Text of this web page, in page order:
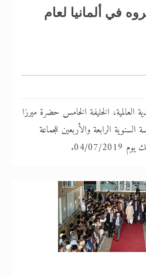
في ألمانيا لعام
العالمية، الخليفة الخامس حضرة ميرزا
الرابعة والأربعين للجماعة
2019.